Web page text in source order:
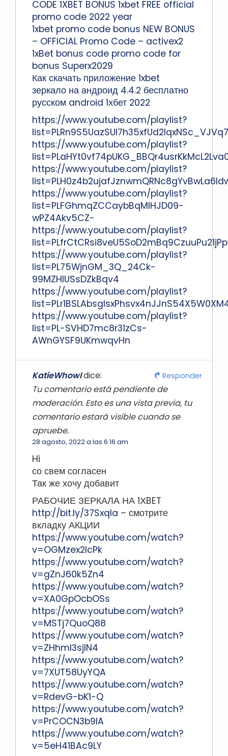
CODE 1XBET BONUS 1xbet FREE official
promo code 2022 year
1xbet promo code bonus NEW BONUS
– OFFICIAL Promo Code – activex2
1xBet bonus code promo code for
bonus Superx2029
Как скачать приложение 1xbet
зеркало на андроид 4.4.2 бесплатно
русском android 1хбет 2022
https://www.youtube.com/playlist?
list=PLRn9S5UazSUI7h35xfUd2IqxNSc_VJVq7
https://www.youtube.com/playlist?
https://www.youtube.com/playlist?
https://www.youtube.com/playlist?
list=PLFGhmqZCCaybBqMlHJD09-
wPZ4Akv5CZ-
https://www.youtube.com/playlist?
list=PLfrCtCRsi8veU5SoD2mBq9CzuuPu21jPp
https://www.youtube.com/playlist?
list=PL75WjnGM_3Q_24Ck-
99MZHIUSsDZkBqv4
https://www.youtube.com/playlist?
https://www.youtube.com/playlist?
list=PL-SVHD7mc8r31zCs-
AWnGYSF9UKmwqvHn
KatieWhowldice:
Tu comentario está pendiente de
moderación. Esto es una vista previa, tu
comentario estará visible cuando se
apruebe.
28 agosto, 2022 a las 6:16 am
Hi
со свем согласен
Так же хочу добавит
РАБОЧИЕ ЗЕРКАЛА НА 1ХBET
http://bit.ly/37SxqIa – смотрите
вкладку АКЦИИ
https://www.youtube.com/watch?
v=OGMzex2lcPk
https://www.youtube.com/watch?
v=gZnJ60k5Zn4
https://www.youtube.com/watch?
v=XA0GpOcbOSs
https://www.youtube.com/watch?
v=MSTj7QuoQ88
https://www.youtube.com/watch?
v=ZHhmI3sjIN4
https://www.youtube.com/watch?
v=7XUT58UyYQA
https://www.youtube.com/watch?
v=RdevG-bK1-Q
https://www.youtube.com/watch?
v=PrCOCN3b9IA
https://www.youtube.com/watch?
v=5eH41BAc9LY
Responder